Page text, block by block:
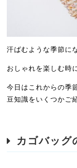
汗ばむような季節に
おしゃれを楽しむ時
今日はこれからの季
豆知識をいくつかご
カゴバッグ